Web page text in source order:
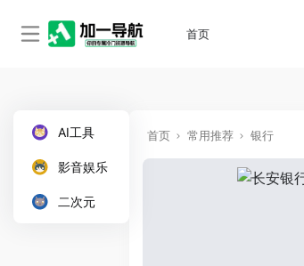
首页
AI工具
影音娱乐
二次元
首页 常用推荐 银行